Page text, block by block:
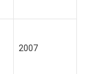
2007